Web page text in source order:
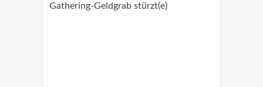
Gathering-Geldgrab stürzt(e)